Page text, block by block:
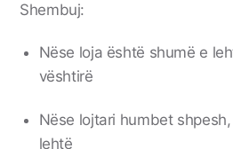
Shembuj:
Nëse loja është shumë e
vështirë
Nëse lojtari humbet
lehtë